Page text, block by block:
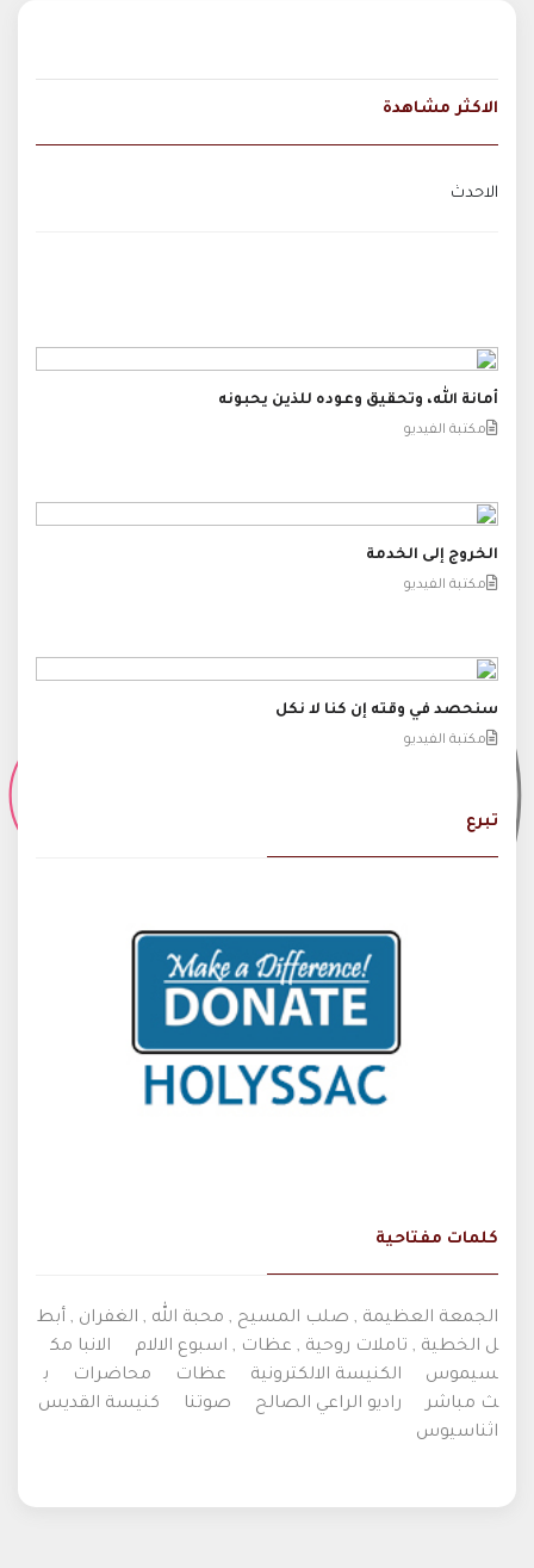
الاكثر مشاهدة
الاحدث
أمانة الله، وتحقيق وعوده للذين يحبونه
مكتبة الفيديو
الخروج إلى الخدمة
مكتبة الفيديو
سنحصد في وقته إن كنا لا نكل
مكتبة الفيديو
تبرع
كلمات مفتاحية
الجمعة العظيمة , صلب المسيح , محبة الله , الغفران , أبط
ل الخطية , تاملات روحية , عظات , اسبوع الالام
الانبا مك
سيموس
الكنيسة الالكترونية عظات محاضرات
ب
ث مباشر
راديو الراعي الصالح صوتنا
كنيسة القديس
اثناسيوس